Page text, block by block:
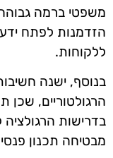
משפטי ברמה
הזדמנות לפתח
ללקוחות.
בנוסף, ישנה
הרגולטוריים,
בדרישות
מבטיחה תכנון